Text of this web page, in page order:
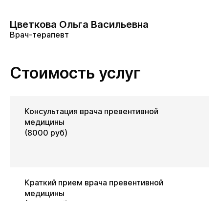
Цветкова Ольга Васильевна
Врач-терапевт
Стоимость услуг
Консультация врача превентивной
медицины
(8000 руб)
Краткий прием врача превентивной
медицины